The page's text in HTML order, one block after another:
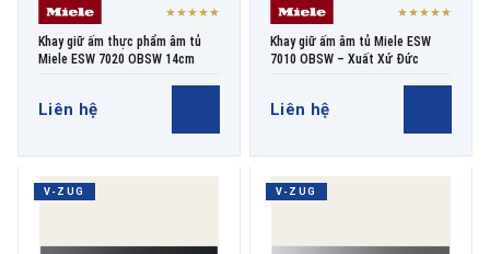
★★★★★
Khay giữ ấm thực phẩm âm tủ
Miele ESW 7020 OBSW 14cm
Liên hệ
★★★★★
Khay giữ ấm âm tủ Miele ESW
7010 OBSW – Xuất Xứ Đức
Liên hệ
V-ZUG V-ZUG